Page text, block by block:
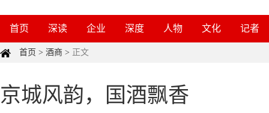
首页 深读 企业 深度 人物 文化 记者
首页 > 酒商 > 正文
京城风韵，国酒飘香